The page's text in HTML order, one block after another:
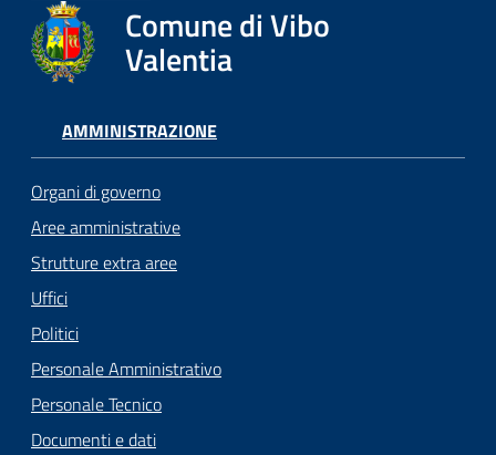
Comune di Vibo
Valentia
AMMINISTRAZIONE
Organi di governo
Aree amministrative
Strutture extra aree
Uffici
Politici
Personale Amministrativo
Personale Tecnico
Documenti e dati